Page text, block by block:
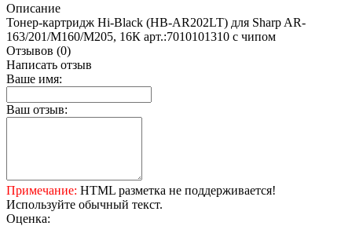
Описание
Тонер-картридж Hi-Black (HB-AR202LT) для Sharp AR-
163/201/M160/M205, 16К арт.:7010101310 с чипом
Отзывов (0)
Написать отзыв
Ваше имя:
Ваш отзыв:
Примечание: HTML разметка не поддерживается!
Используйте обычный текст.
Оценка: